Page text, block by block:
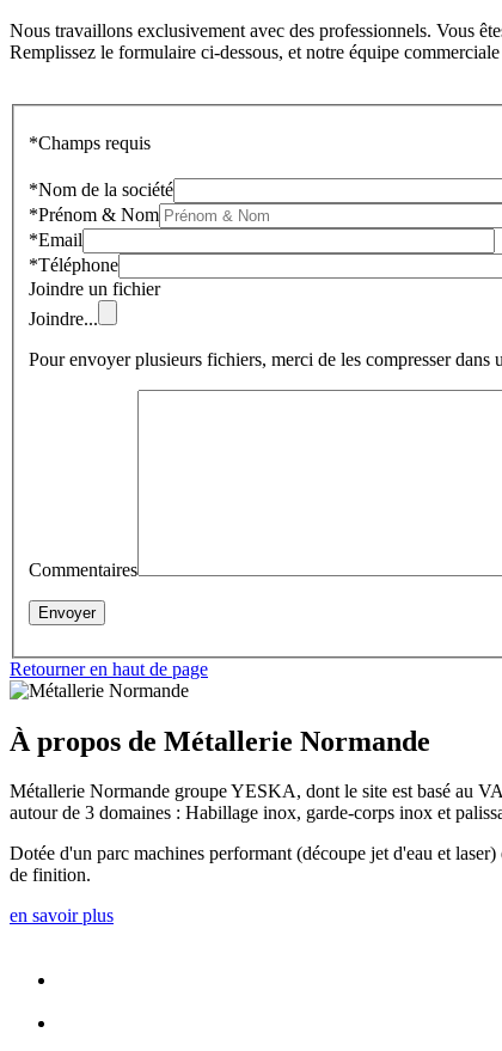
Nous travaillons exclusivement avec des professionnels. Vous
Remplissez le formulaire ci-dessous, et notre équipe
*Champs requis
*Nom de la société
*Prénom & Nom
*Email
*Téléphone
Joindre un fichier
Joindre...
Pour envoyer plusieurs fichiers, merci de les compresser dans
Commentaires
Retourner en haut de page
À propos de Métallerie Normande
Métallerie Normande groupe YESKA, dont le site est basé au
autour de 3 domaines : Habillage inox, garde-corps inox et
Dotée d'un parc machines performant (découpe jet d'eau et
de finition.
en savoir plus